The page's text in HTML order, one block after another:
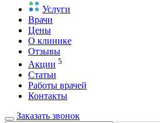
Услуги
Врачи
Цены
О клинике
Отзывы
Акции 5
Статьи
Работы врачей
Контакты
Заказать звонок